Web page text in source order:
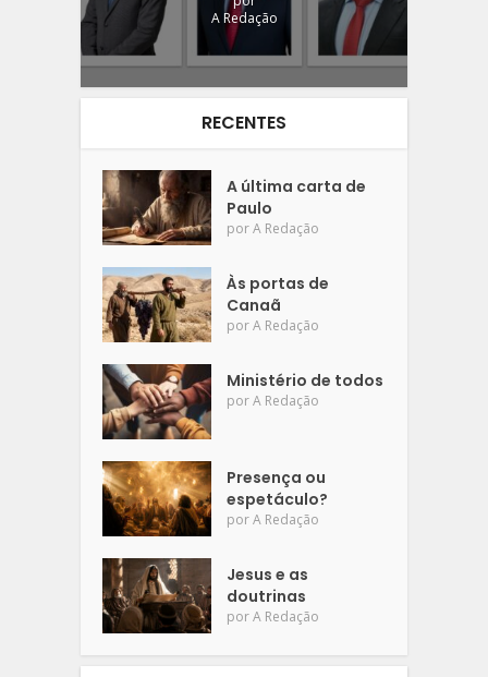
A Redação
RECENTES
A última carta de
Paulo
porA Redação
Às portas de
Canaã
porA Redação
Ministério de todos
porA Redação
Presença ou
espetáculo?
porA Redação
Jesus e as
doutrinas
porA Redação